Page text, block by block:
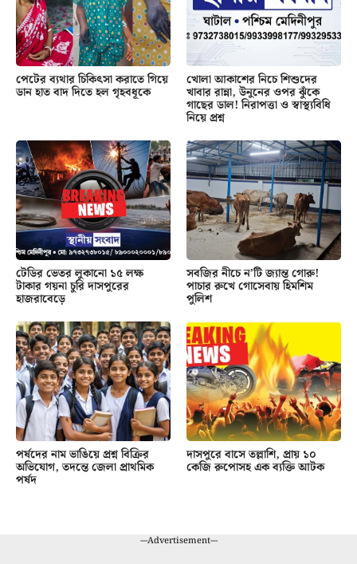
পেটের ব্যথার চিকিৎসা করাতে গিয়ে
ডান হাত বাদ দিতে হল গৃহবধূকে
খোলা আকাশের নিচে শিশুদের
খাবার রান্না, উনুনের ওপর ঝুঁকে
গাছের ডাল! নিরাপত্তা ও স্বাস্থ্যবিধি
নিয়ে প্রশ্ন
টেডির ভেতর লুকানো ১৫ লক্ষ
টাকার গয়না চুরি দাসপুরের
হাজরাবেড়ে
সবজির নীচে ন’টি জ্যান্ত গোরু!
পাচার রুখে গোসেবায় হিমশিম
পুলিশ
পর্ষদের নাম ভাঙিয়ে প্রশ্ন বিক্রির
অভিযোগ, তদন্তে জেলা প্রাথমিক
পর্ষদ
দাসপুরে বাসে তল্লাশি, প্রায় ১০
কেজি রুপোসহ এক ব্যক্তি আটক
---Advertisement---